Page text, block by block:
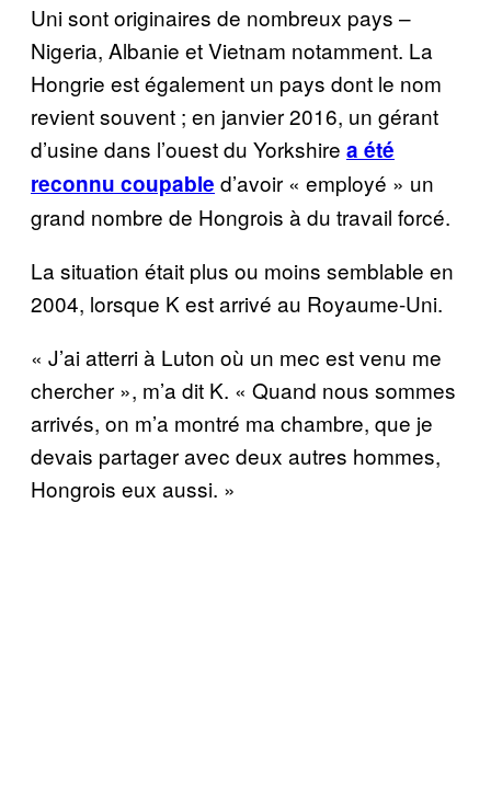
Uni sont originaires de nombreux pays –
Nigeria, Albanie et Vietnam notamment. La
Hongrie est également un pays dont le nom
revient souvent ; en janvier 2016, un gérant
d’usine dans l’ouest du Yorkshire a été
reconnu coupable d’avoir « employé » un
grand nombre de Hongrois à du travail forcé.
La situation était plus ou moins semblable en
2004, lorsque K est arrivé au Royaume-Uni.
« J’ai atterri à Luton où un mec est venu me
chercher », m’a dit K. « Quand nous sommes
arrivés, on m’a montré ma chambre, que je
devais partager avec deux autres hommes,
Hongrois eux aussi. »